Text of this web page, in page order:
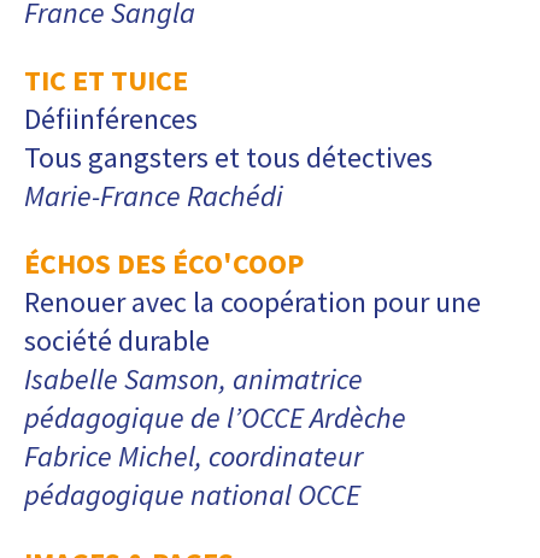
France Sangla
TIC ET TUICE
Défiinférences
Tous gangsters et tous détectives
Marie-France Rachédi
ÉCHOS DES ÉCO'COOP
Renouer avec la coopération pour une
société durable
Isabelle Samson, animatrice
pédagogique de l’OCCE Ardèche
Fabrice Michel, coordinateur
pédagogique national OCCE